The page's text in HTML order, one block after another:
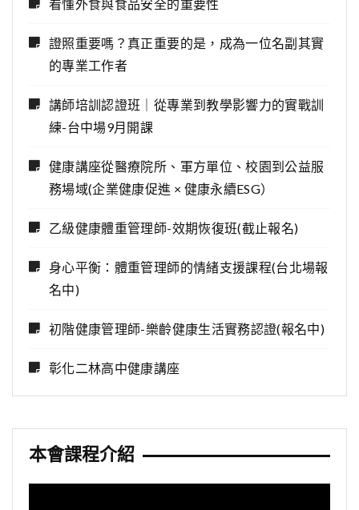
看懂外食與食品安全的重要性
證照重要嗎？真正重要的是，成為一位名副其實
的專業工作者
講師培訓認證班｜從專業到教學影響力的實戰訓
練-台中場9月開課
健康講座從醫療院所、軍方單位、校園到公益服
務場域(企業健康促進 × 健康永續ESG）
乙級健康體重管理師-效期恢復班(截止報名)
身心平衡：體重管理師的情緒支援課程(台北場報
名中)
初階健康管理師-樂齡健康生活實務認證(報名中)
彰化二林高中健康講座
本會課程介紹